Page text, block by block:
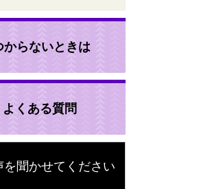
からないときは
よくある質問
聞かせてください